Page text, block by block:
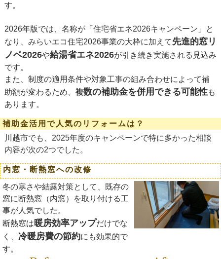
す。
2026年版では、名称が「住宅省エネ2026キャンペーン」と
なり、みらいエコ住宅2026事業の大枠に加えて先進的窓リ
ノベ2026や給湯省エネ2026が引き続き実施される見込み
です。
また、制度の適用条件や対象工事の組み合わせによって補
助額が変わるため、 複数の補助金を併用できる可能性も
あります。
補助金活用で人気のリフォームは？
川越市でも、2025年度のキャンペーンで特に多かった相談
内容が次の2つでした。
内窓・断熱窓への改修
冬の寒さや結露対策として、既存の
窓に断熱窓（内窓）を取り付ける工
事が人気でした。
断熱窓は暖房効率アップだけでな
く、 冷暖房費の節約にも効果的で
す。